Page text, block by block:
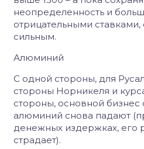
неопределенность и
отрицательными ставками,
сильным.
Алюминий
С одной стороны, для
стороны Норникеля и
стороны, основной бизнес
алюминий снова падают
денежных издержках, его
страдает).